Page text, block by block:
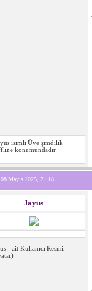
08 Mayıs 2025, 21:18
Jayus